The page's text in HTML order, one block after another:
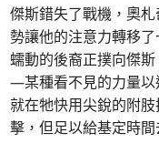
傑斯錯失了戰機，奧
勢讓他的注意力轉移
蠕動的後裔正撲向傑
—某種看不見的力量以
就在牠快用尖銳的附
擊，但足以給基定時